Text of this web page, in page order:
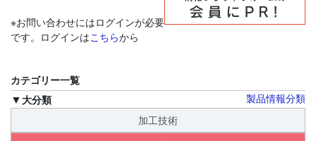
※お問い合わせにはログインが必要
です。ログインはこちらから
カテゴリー一覧
製品情報分類
大分類
加工技術